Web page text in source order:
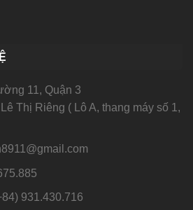
11, Quận 3
Thị Riêng ( Lô A, thang máy số 1,
931.430.716